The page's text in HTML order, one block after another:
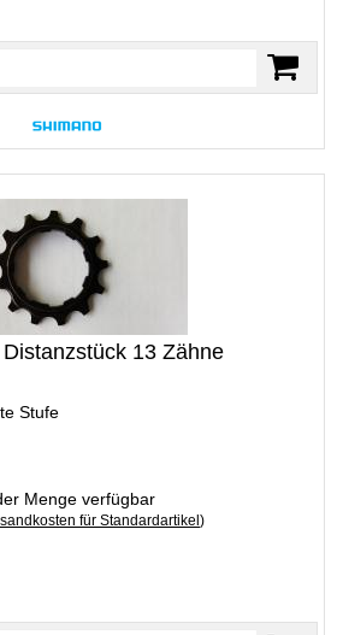
13 Zähne
Stufe
Menge verfügbar
für Standardartikel )